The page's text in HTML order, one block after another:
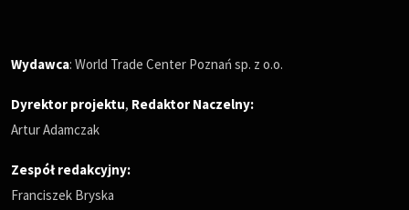
Wydawca: World Trade Center Poznań sp. z o.o.
Dyrektor projektu, Redaktor Naczelny:
Artur Adamczak
Zespół redakcyjny:
Franciszek Bryska